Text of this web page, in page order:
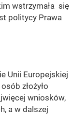
wstrzymała się
politycy Prawa
Unii Europejskiej
złożyło
wniosków,
a w dalszej